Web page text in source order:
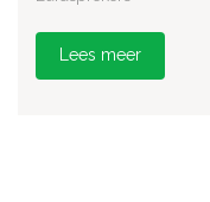
Lees meer